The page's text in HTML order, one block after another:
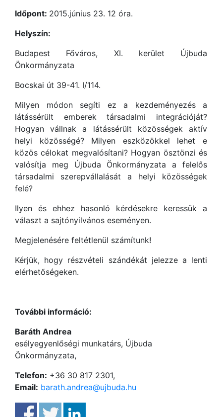
Időpont: 2015.június 23. 12 óra.
Helyszín:
Budapest Főváros, XI. kerület Újbuda
Önkormányzata
Bocskai út 39-41. I/114.
Milyen módon segíti ez a kezdeményezés a
látássérült emberek társadalmi integrációját?
Hogyan vállnak a látássérült közösségek aktív
helyi közösségé? Milyen eszközökkel lehet e
közös célokat megvalósítani? Hogyan ösztönzi és
valósítja meg Újbuda Önkormányzata a felelős
társadalmi szerepvállalását a helyi közösségek
felé?
Ilyen és ehhez hasonló kérdésekre keressük a
választ a sajtónyilvános eseményen.
Megjelenésére feltétlenül számítunk!
Kérjük, hogy részvételi szándékát jelezze a lenti
elérhetőségeken.
További információ:
Baráth Andrea
esélyegyenlőségi munkatárs, Újbuda
Önkormányzata,
Telefon: +36 30 817 2301,
Email: barath.andrea@ujbuda.hu